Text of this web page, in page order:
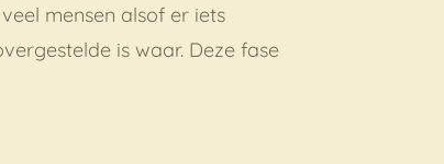
mensen alsof er iets
is waar. Deze fase